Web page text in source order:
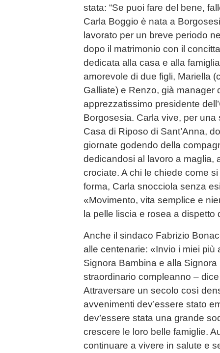
stata: “Se puoi fare del bene,
Carla Boggio è nata a
lavorato per un breve periodo
dopo il matrimonio con il
dedicata alla casa e alla
amorevole di due figli, Mariella
Galliate) e Renzo, già manager
apprezzatissimo presidente
Borgosesia. Carla vive, per
Casa di Riposo di Sant’Anna,
giornate godendo della
dedicandosi al lavoro a maglia,
crociate. A chi le chiede come
forma, Carla snocciola senza
«Movimento, vita semplice e
la pelle liscia e rosea a
Anche il sindaco Fabrizio
alle centenarie: «Invio i miei più
Signora Bambina e alla
straordinario compleanno –
Attraversare un secolo così
avvenimenti dev’essere stato
dev’essere stata una grande
crescere le loro belle famiglie.
continuare a vivere in salute e